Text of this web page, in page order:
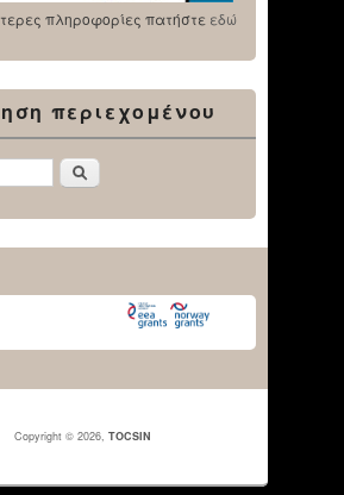
πληροφορίες πατήστε εδώ
περιεχομένου
Αναζήτηση
Copyright © 2026,TOCSIN